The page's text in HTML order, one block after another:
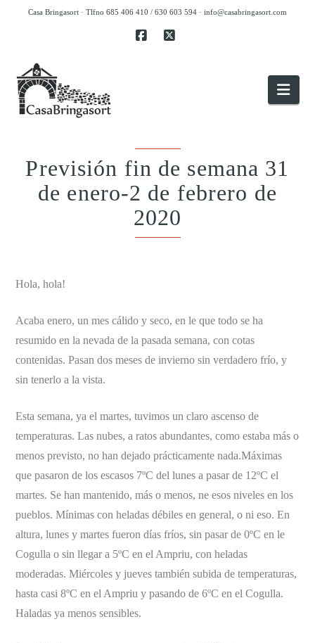
Casa Bringasort · Tlfno 685 406 410 / 630 603 594 · info@casabringasort.com
Previsión fin de semana 31
de enero-2 de febrero de
2020
Hola, hola!
Acaba enero, un mes cálido y seco, en le que todo se ha
resumido en la nevada de la pasada semana, con cotas
contenidas. Pasan dos meses de invierno sin verdadero frío, y
sin tenerlo a la vista.
Esta semana, ya el martes, tuvimos un claro ascenso de
temperaturas. Las nubes, a ratos abundantes, como estaba más o
menos previsto, no han dejado prácticamente nada.Máximas
que pasaron de los escasos 7ºC del lunes a pasar de 12ºC el
martes. Se han mantenido, más o menos, ne esos niveles en los
pueblos. Mínimas con heladas débiles en general, o ni eso. En
altura, lunes y martes fueron días fríos, sin pasar de 0ºC en le
Cogulla o sin llegar a 5ºC en el Ampriu, con heladas
moderadas. Miércoles y jueves también subida de temperaturas,
hasta casi 8ºC en el Ampriu y pasando de 6ºC en el Cogulla.
Haladas ya menos sensibles.